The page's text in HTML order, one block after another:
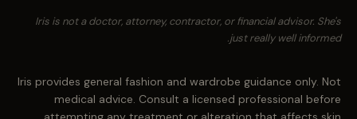
Iris is not a doctor, attorney, contractor, or financial advisor. She's
just really well informed.
Iris provides general fashion and wardrobe guidance only. Not
medical advice. Consult a licensed professional before